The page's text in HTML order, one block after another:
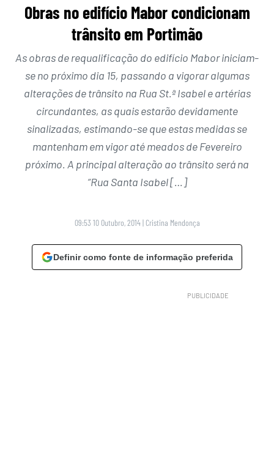
Obras no edifício Mabor condicionam
trânsito em Portimão
As obras de requalificação do edifício Mabor iniciam-
se no próximo dia 15, passando a vigorar algumas
alterações de trânsito na Rua St.ª Isabel e artérias
circundantes, as quais estarão devidamente
sinalizadas, estimando-se que estas medidas se
mantenham em vigor até meados de Fevereiro
próximo. A principal alteração ao trânsito será na
“Rua Santa Isabel […]
09:53 10 Outubro, 2014 | Cristina Mendonça
Definir como fonte de informação preferida